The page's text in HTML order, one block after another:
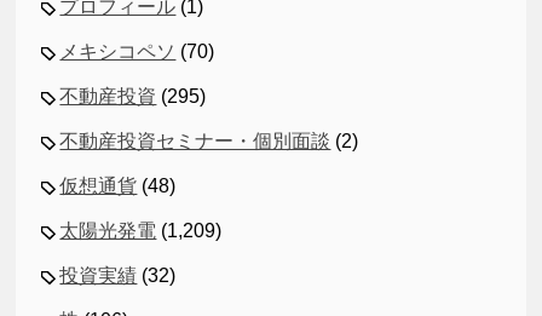
プロフィール (1)
メキシコペソ (70)
不動産投資 (295)
不動産投資セミナー・個別面談 (2)
仮想通貨 (48)
太陽光発電 (1,209)
投資実績 (32)